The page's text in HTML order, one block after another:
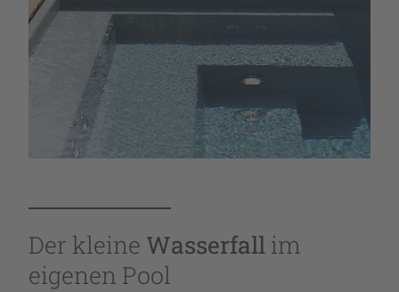
Der kleine Wasserfall im
eigenen Pool